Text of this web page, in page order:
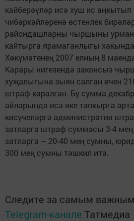
кайберәүләр исә хуш ис
чибәркәйләренә өстенлек
райондашларны чыршыны
кайтырга ярамаганлыгы
Хөкүмәтенең 2007 елның 8
Карары нигезендә законсыз
хуҗалыгына зыян салган өчен
штраф каралган. Бу сумма
айларында исә ике тапкырга
кисүчеләргә административ
затларга штраф суммасы 3-4
затларга – 20-40 мең сумны,
300 мең сумны тәшкил итә.
Следите за самым
Telegram-канале Татмедиа